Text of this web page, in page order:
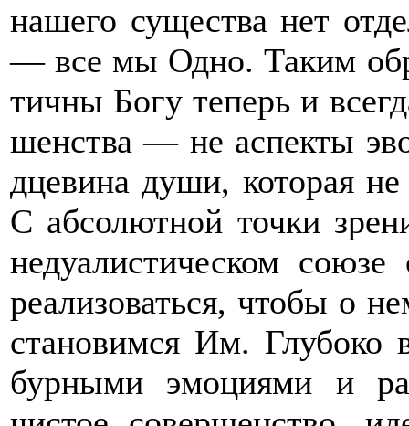
нашего существа нет
— все мы Одно. Таким
тичны Богу теперь и
шенства — не аспекты
дцевина души, которая
С абсолютной точки
недуалистическом
реализоваться, чтобы о
становимся Им. Глубоко
бурными эмоциями и